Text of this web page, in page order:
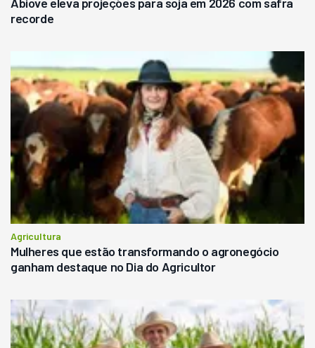
recorde
Agricultura
Mulheres que estão transformando o agronegócio
ganham destaque no Dia do Agricultor